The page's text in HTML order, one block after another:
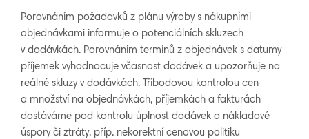
Porovnáním požadavků z plánu výroby s nákupními
objednávkami informuje o potenciálních skluzech
v dodávkách. Porovnáním termínů z objednávek s datumy
příjemek vyhodnocuje včasnost dodávek a upozorňuje na
reálné skluzy v dodávkách. Tříbodovou kontrolou cen
a množství na objednávkách, příjemkách a fakturách
dostáváme pod kontrolu úplnost dodávek a nákladové
úspory či ztráty, příp. nekorektní cenovou politiku